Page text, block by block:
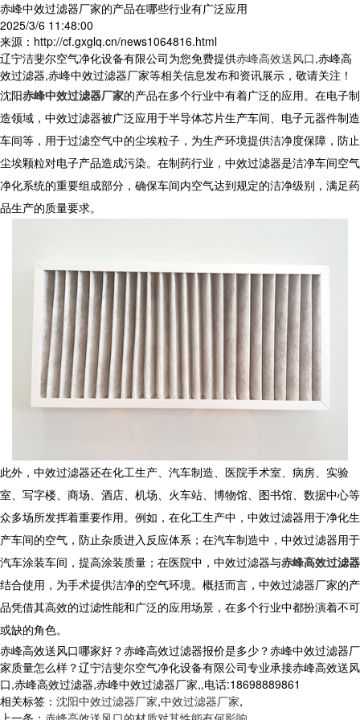
赤峰中效过滤器厂家的产品在哪些行业有广泛应用
2025/3/6 11:48:00
来源：http://cf.gxglq.cn/news1064816.html
辽宁洁斐尔空气净化设备有限公司为您免费提供赤峰高效送风口,赤峰高
效过滤器,赤峰中效过滤器厂家等相关信息发布和资讯展示，敬请关注！
沈阳赤峰中效过滤器厂家的产品在多个行业中有着广泛的应用。在电子制
造领域，中效过滤器被广泛应用于半导体芯片生产车间、电子元器件制造
车间等，用于过滤空气中的尘埃粒子，为生产环境提供洁净度保障，防止
尘埃颗粒对电子产品造成污染。在制药行业，中效过滤器是洁净车间空气
净化系统的重要组成部分，确保车间内空气达到规定的洁净级别，满足药
品生产的质量要求。
此外，中效过滤器还在化工生产、汽车制造、医院手术室、病房、实验
室、写字楼、商场、酒店、机场、火车站、博物馆、图书馆、数据中心等
众多场所发挥着重要作用。例如，在化工生产中，中效过滤器用于净化生
产车间的空气，防止杂质进入反应体系；在汽车制造中，中效过滤器用于
汽车涂装车间，提高涂装质量；在医院中，中效过滤器与赤峰高效过滤器
结合使用，为手术提供洁净的空气环境。概括而言， 中效过滤器厂家的产
品凭借其高效的过滤性能和广泛的应用场景，在多个行业中都扮演着不可
或缺的角色。
赤峰高效送风口哪家好？赤峰高效过滤器报价是多少？赤峰中效过滤器厂
家质量怎么样？辽宁洁斐尔空气净化设备有限公司专业承接赤峰高效送风
口,赤峰高效过滤器,赤峰中效过滤器厂家,,电话:18698889861
相关标签： 沈阳中效过滤器厂家,中效过滤器厂家,